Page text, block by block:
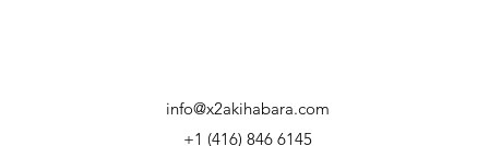
info@x2akihabara.com
+1 (416) 846 6145